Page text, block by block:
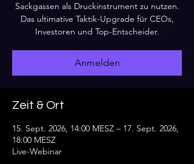
Sackgassen als Druckinstrument zu nutzen.
Das ultimative Taktik-Upgrade für CEOs,
Investoren und Top-Entscheider.
Anmelden
Zeit & Ort
15. Sept. 2026, 14:00 MESZ – 17. Sept. 2026,
18:00 MESZ
Live-Webinar